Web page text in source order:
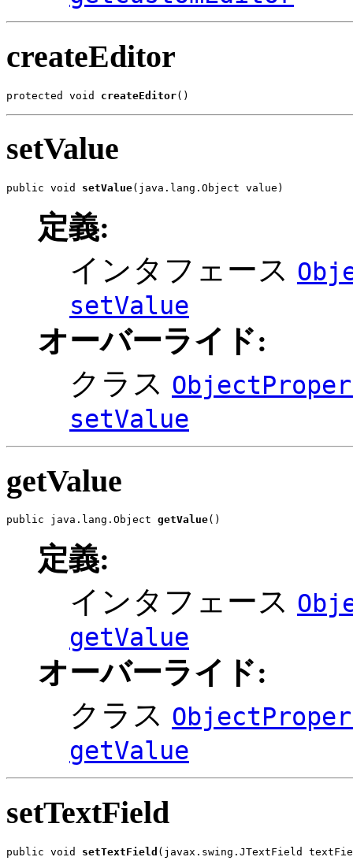
createEditor
protected void createEditor()
setValue
public void setValue(java.lang.Object value)
定義:
インタフェース
setValue
オーバーライド:
クラス
setValue
getValue
public java.lang.Object getValue()
定義:
インタフェース
getValue
オーバーライド:
クラス
getValue
setTextField
public void setTextField (javax.swing.JTextField